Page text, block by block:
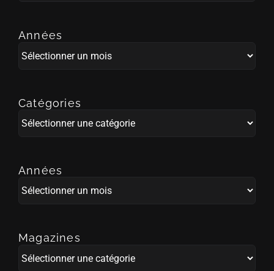
Années
Années
Catégories
Catégories
Années
Années
Magazines
Magazines